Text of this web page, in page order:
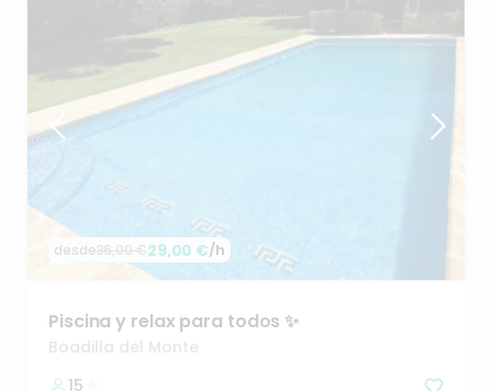
desde36,00 €29,00 €/h
Piscina y relax para todos ✨
Boadilla del Monte
15